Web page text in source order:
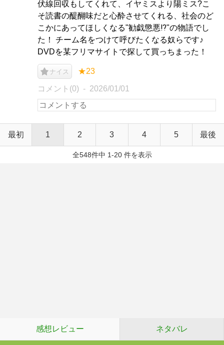
伏線回収もしてくれて、イヤミスより陽ミス?こ
そ読書の醍醐味だと心酔させてくれる、社会のど
こかにあってほしくなる"勧戯懲悪⁉"の物語でし
た！ チーム名をつけて呼びたくなる奴らです♪
DVDを某フリマサイトで探して買っちまった！
ナイス ★23
コメント(0) 2026/01/01
最初 1 2 3 4 5 最後
全548件中 1-20 件を表示
感想レビュー ネタバレ